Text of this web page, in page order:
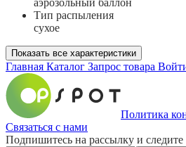
аэрозольный баллон
Тип распыления
сухое
Показать все характеристики
Главная Каталог Запрос товара
Политика
Связаться с нами
Подпишитесь на рассылку и